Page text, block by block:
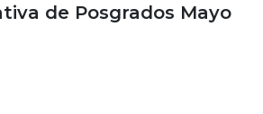
de Posgrados Mayo